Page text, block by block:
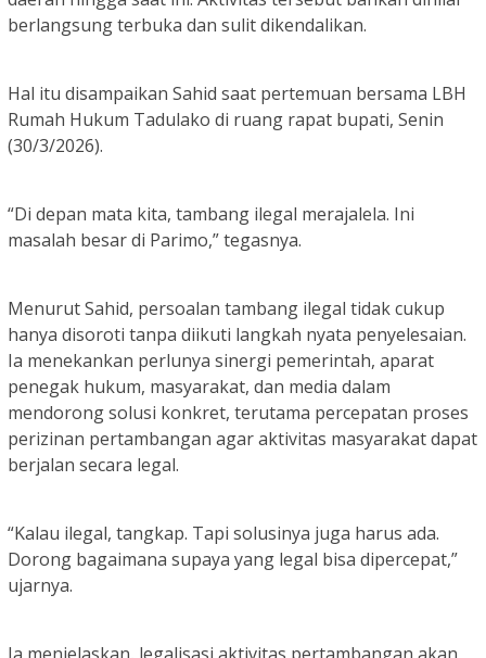
berlangsung terbuka dan sulit dikendalikan.
Hal itu disampaikan Sahid saat pertemuan bersama LBH
Rumah Hukum Tadulako di ruang rapat bupati, Senin
(30/3/2026).
“Di depan mata kita, tambang ilegal merajalela. Ini
masalah besar di Parimo,” tegasnya.
Menurut Sahid, persoalan tambang ilegal tidak cukup
hanya disoroti tanpa diikuti langkah nyata penyelesaian.
Ia menekankan perlunya sinergi pemerintah, aparat
penegak hukum, masyarakat, dan media dalam
mendorong solusi konkret, terutama percepatan proses
perizinan pertambangan agar aktivitas masyarakat dapat
berjalan secara legal.
“Kalau ilegal, tangkap. Tapi solusinya juga harus ada.
Dorong bagaimana supaya yang legal bisa dipercepat,”
ujarnya.